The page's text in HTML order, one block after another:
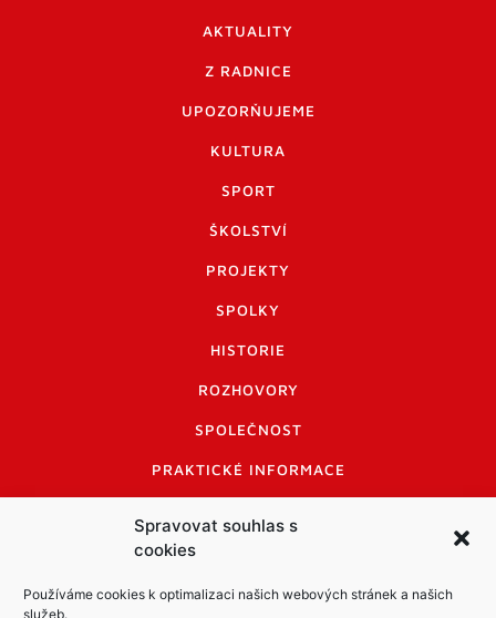
Spravovat souhlas s
cookies
Používáme cookies k optimalizaci našich webových stránek a našich
služeb.
AKTUALITY
Z RADNICE
UPOZORŇUJEME
KULTURA
SPORT
ŠKOLSTVÍ
PROJEKTY
SPOLKY
HISTORIE
ROZHOVORY
SPOLEČNOST
PRAKTICKÉ INFORMACE
INFORMACE A KODEX DISKUTUJÍCÍCH
LOGO A LOGO MANUÁL